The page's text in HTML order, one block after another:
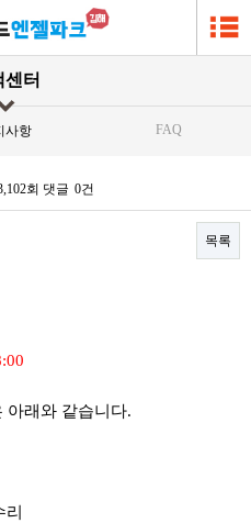
센터
사항 FAQ
회 댓글 0건
목록
아래와 같습니다.